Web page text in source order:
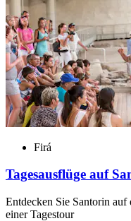
Firá
Tagesausflüge auf
Entdecken Sie Santorin auf
einer Tagestour